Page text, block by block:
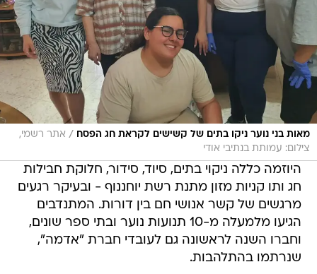
מאות בני נוער ניקו בתים של קשישים לקראת חג הפסח / אתר רשמי,
צילום: עמותת בנתיבי אודי
היוזמה כללה ניקוי בתים, סיוד, סידור, חלוקת חבילות
חג ותו קניות מזון מתנת רשת יוחננוף - ובעיקר רגעים
מרגשים של קשר אנושי חם בין דורות. המתנדבים
הגיעו מלמעלה מ-10 תנועות נוער ובתי ספר שונים,
וחברו השנה לראשונה גם לעובדי חברת "אדמה",
שנרתמו בהתלהבות.